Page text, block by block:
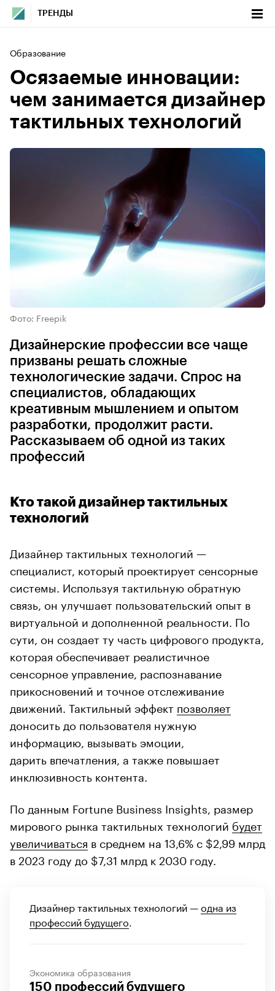
ТРЕНДЫ
Образование
Осязаемые инновации:
чем занимается дизайнер
тактильных технологий
Фото: Freepik
Дизайнерские профессии все чаще
призваны решать сложные
технологические задачи. Спрос на
специалистов, обладающих
креативным мышлением и опытом
разработки, продолжит расти.
Рассказываем об одной из таких
профессий
Кто такой дизайнер тактильных
технологий
Дизайнер тактильных технологий —
специалист, который проектирует сенсорные
системы. Используя тактильную обратную
связь, он улучшает пользовательский опыт в
виртуальной и дополненной реальности. По
сути, он создает ту часть цифрового продукта,
которая обеспечивает реалистичное
сенсорное управление, распознавание
прикосновений и точное отслеживание
движений. Тактильный эффект позволяет
доносить до пользователя нужную
информацию, вызывать эмоции,
дарить впечатления, а также повышает
инклюзивность контента.
По данным Fortune Business Insights, размер
мирового рынка тактильных технологий будет
увеличиваться в среднем на 13,6% с $2,99 млрд
в 2023 году до $7,31 млрд к 2030 году.
Дизайнер тактильных технологий —одна из
профессий будущего
Экономика образования
150 профессий будущего